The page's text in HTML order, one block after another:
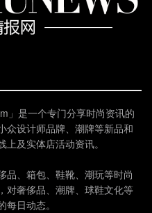
」是一个专门分享时尚资讯的
众设计师品牌、潮牌等新品和
及实体店活动资讯。
品、箱包、鞋靴、潮玩等时尚
对奢侈品、潮牌、球鞋文化等
日动态。